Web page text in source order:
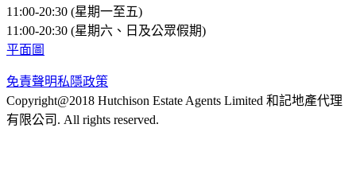
11:00-20:30 (星期一至五)
11:00-20:30 (星期六、日及公眾假期)
平面圖
免責聲明私隱政策
Copyright@2018 Hutchison Estate Agents Limited 和記地產代理
有限公司. All rights reserved.